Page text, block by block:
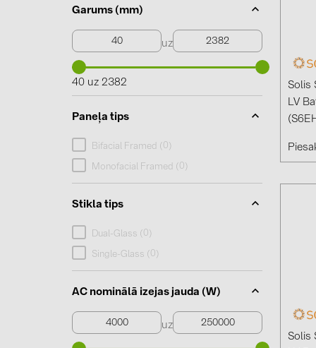
Garums (mm)
uz
40 uz 2382
Paneļa tips
Bifacial Framed ( 0
Monofacial Framed ( 0
Stikla tips
Dual-Glass ( 0
Single-Glass ( 0
AC nominālā izejas jauda (W)
uz
Solis
LV
Solis